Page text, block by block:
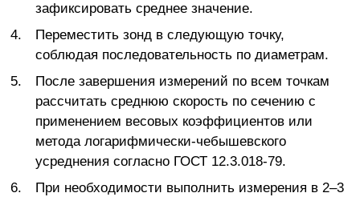
зафиксировать среднее значение.
Переместить зонд в следующую точку,
соблюдая последовательность по диаметрам.
После завершения измерений по всем точкам
рассчитать среднюю скорость по сечению с
применением весовых коэффициентов или
метода логарифмически-чебышевского
усреднения согласно ГОСТ 12.3.018-79.
При необходимости выполнить измерения в 2–3